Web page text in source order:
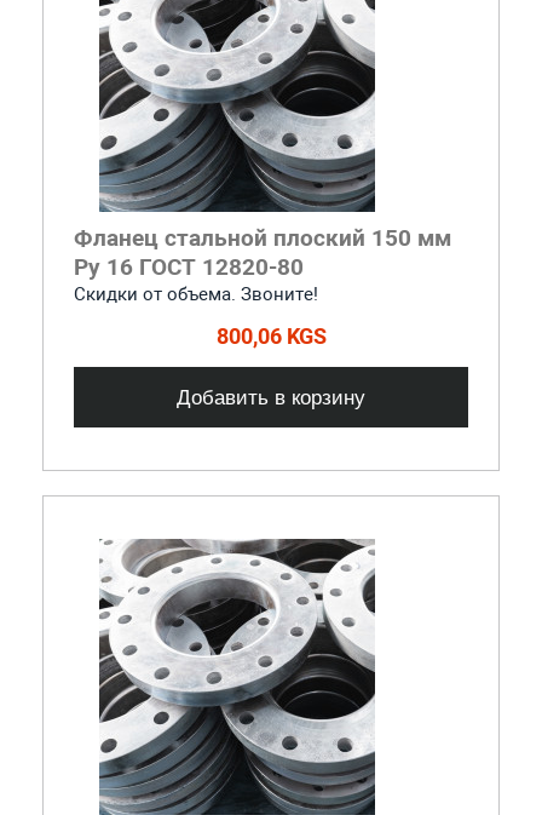
Фланец стальной плоский 150 мм
Ру 16 ГОСТ 12820-80
Скидки от объема. Звоните!
800,06 KGS
Добавить в корзину